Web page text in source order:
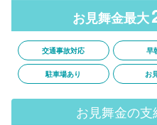
お見舞金最大
交通事故対応 早
駐車場あり お
お見舞金の支